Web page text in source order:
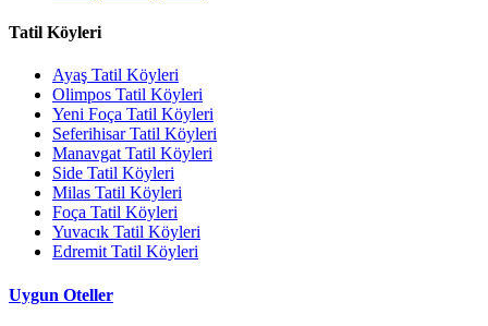
Tatil Köyleri
Ayaş Tatil Köyleri
Olimpos Tatil Köyleri
Yeni Foça Tatil Köyleri
Seferihisar Tatil Köyleri
Manavgat Tatil Köyleri
Side Tatil Köyleri
Milas Tatil Köyleri
Foça Tatil Köyleri
Yuvacık Tatil Köyleri
Edremit Tatil Köyleri
Uygun Oteller